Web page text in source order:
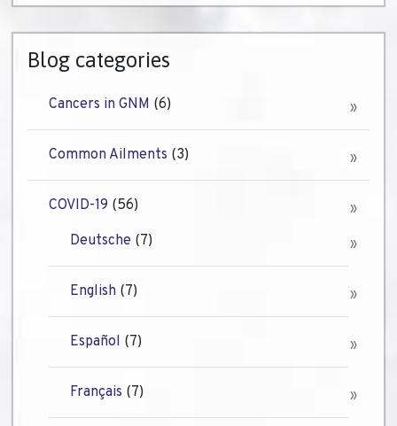
Blog categories
Cancers in GNM (6)
Common Ailments (3)
COVID-19 (56)
Deutsche (7)
English (7)
Español (7)
Français (7)